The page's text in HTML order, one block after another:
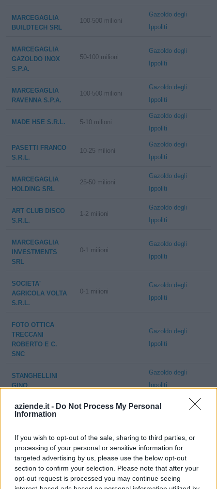
aziende.it - Do Not Process My Personal
Information
If you wish to opt-out of the sale, sharing to third parties, or
processing of your personal or sensitive information for
targeted advertising by us, please use the below opt-out
section to confirm your selection. Please note that after your
opt-out request is processed you may continue seeing
MARCEGAGLIA
BUILDTECH SRL
100-500 milioni
Gazoldo degli
Ippoliti
MARCEGAGLIA
GAZOLDO INOX
S.P.A.
50-100 milioni
Gazoldo degli
Ippoliti
MARCEGAGLIA
RAVENNA S.P.A.
100-500 milioni
Gazoldo degli
Ippoliti
MADE HSE S.R.L. 5-10 milioni
Gazoldo degli
Ippoliti
PASETTI FRANCO
S.R.L.
10-25 milioni
Gazoldo degli
Ippoliti
MARCEGAGLIA
HOLDING SRL
25-50 milioni
Gazoldo degli
Ippoliti
ART CLUB DISCO
S.R.L.
1-2 milioni
Gazoldo degli
Ippoliti
MARCEGAGLIA
INVESTMENTS
SRL
0-1 milioni
Gazoldo degli
Ippoliti
SOCIETA'
AGRICOLA VOLTA
S.R.L.
0-1 milioni
Gazoldo degli
Ippoliti
FOTO OTTICA
TRECCANI
ROBERTO E C.
SNC
Gazoldo degli
Ippoliti
STANGHELLINI
GINO
Gazoldo degli
Ippoliti
LIA NICOLA
Ippoliti
BECCARI DAVIDE
AUTOTRASPORTI
Gazoldo degli
Ippoliti
Gazoldo degli